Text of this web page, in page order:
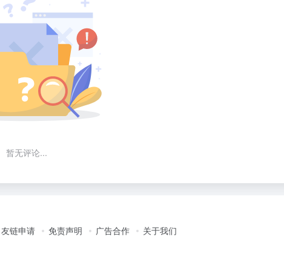
暂无评论...
友链申请 免责声明 广告合作 关于我们